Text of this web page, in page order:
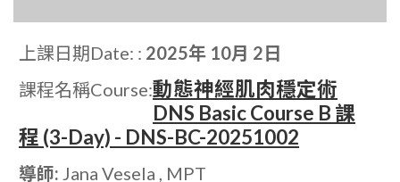
上課日期Date: : 2025年 10月 2日
課程名稱Course:動態神經肌肉穩定術
DNS Basic Course B 課
程 (3-Day) - DNS-BC-20251002
導師: Jana Vesela , MPT